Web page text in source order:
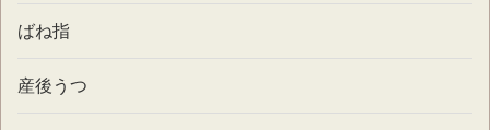
ばね指
産後うつ